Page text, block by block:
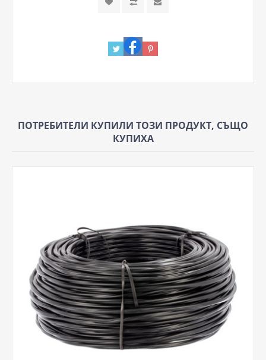
ПОТРЕБИТЕЛИ КУПИЛИ ТОЗИ ПРОДУКТ, СЪЩО
КУПИХА